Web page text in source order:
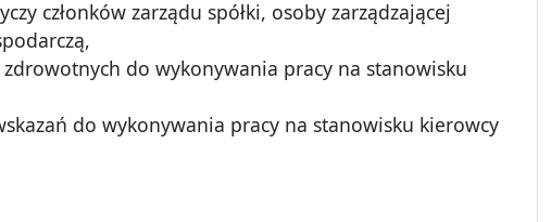
członków zarządu spółki, osoby zarządzającej
do wykonywania pracy na stanowisku
do wykonywania pracy na stanowisku kierowcy